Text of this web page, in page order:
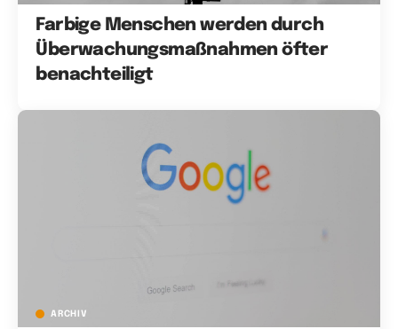
Farbige Menschen werden durch
Überwachungsmaßnahmen öfter
benachteiligt
ARCHIV